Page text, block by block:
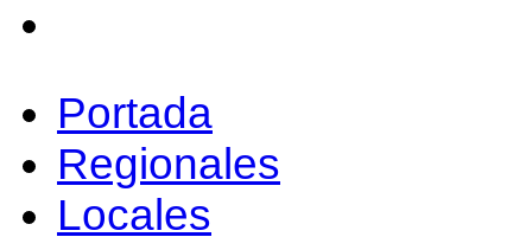
Portada
Regionales
Locales